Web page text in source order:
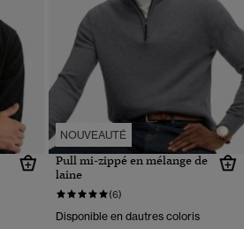
NOUVEAUTÉ
Pull mi-zippé en mélange de
laine
(6)
Disponible en dautres coloris